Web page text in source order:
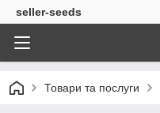
seller-seeds
Товари та послуги